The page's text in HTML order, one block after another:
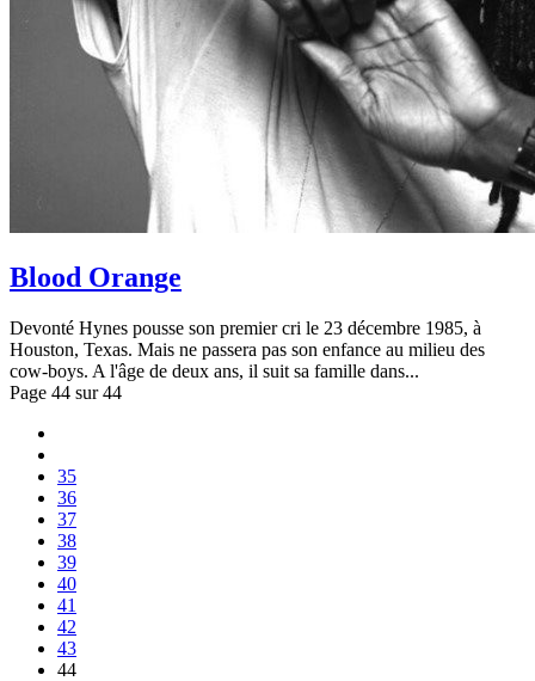
Blood Orange
Devonté Hynes pousse son premier cri le 23 décembre 1985, à
Houston, Texas. Mais ne passera pas son enfance au milieu des
cow-boys. A l'âge de deux ans, il suit sa famille dans...
Page 44 sur 44
35
36
37
38
39
40
41
42
43
44